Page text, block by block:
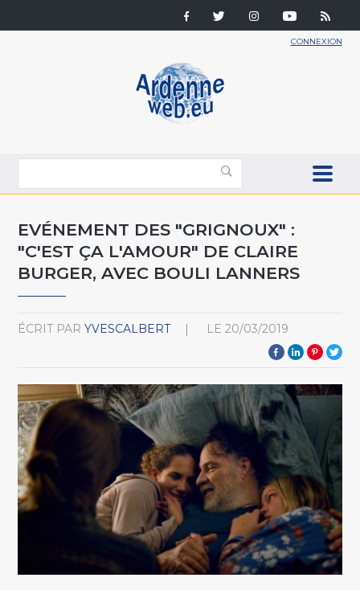
CONNEXION
EVÉNEMENT DES "GRIGNOUX" :
"C'EST ÇA L'AMOUR" DE CLAIRE
BURGER, AVEC BOULI LANNERS
ÉCRIT PAR YVESCALBERT LE 20/03/2019